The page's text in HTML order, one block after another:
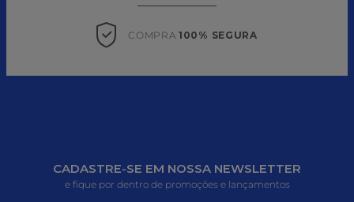
COMPRA 100% SEGURA
CADASTRE-SE EM NOSSA NEWSLETTER
e fique por dentro de promoções e lançamentos